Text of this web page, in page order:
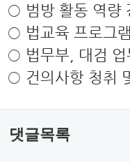
○ 범방 활동 역량
○ 법교육 프로그
○ 법무부, 대검 업
○ 건의사항 청취
댓글목록